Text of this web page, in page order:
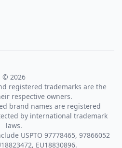
© 2026
registered trademarks are the
respective owners.
brand names are registered
by international trademark
laws.
USPTO 97778465, 97866052
EU18830896.